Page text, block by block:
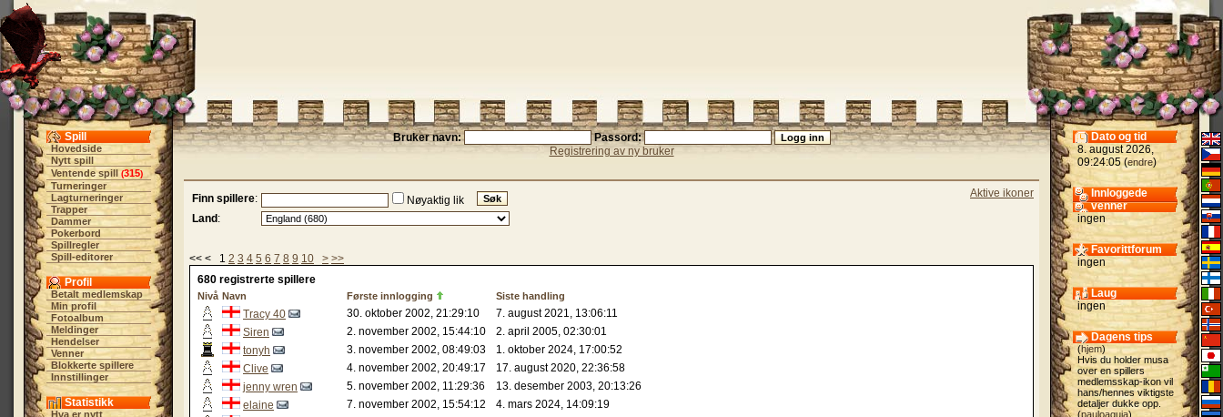
Spill
Hovedside
Nytt spill
Ventende spill (315)
Turneringer
Lagturneringer
Trapper
Dammer
Pokerbord
Spillregler
Spill-editorer
Profil
Betalt medlemskap
Min profil
Fotoalbum
Meldinger
Hendelser
Venner
Blokkerte spillere
Innstillinger
Statistikk
Hva er nytt
Bruker navn:
Passord:
Registrering av ny bruker
Aktive ikoner
Finn spillere:
Nøyaktig lik
Land :
<< < 1 2 3 4 5 6 7 8 9 10 > >>
680 registrerte spillere
Nivå Navn Første innlogging Siste handling
Tracy 40 30. oktober 2002, 21:29:10
7. august 2021, 13:06:11
Siren
2. november 2002, 15:44:10
2. april 2005, 02:30:01
tonyh
3. november 2002, 08:49:03
1. oktober 2024, 17:00:52
Clive
4. november 2002, 20:49:17
17. august 2020, 22:36:58
jenny wren
5. november 2002, 11:29:36
13. desember 2003, 20:13:26
elaine
7. november 2002, 15:54:12
4. mars 2024, 14:09:19
Dato og tid
8. august 2026,
09:24:05 (endre)
Innloggede
venner
ingen
Favorittforum
ingen
Laug
ingen
Dagens tips
(hjem)
Hvis du holder musa
over en spillers
medlemsskap-ikon vil
hans/hennes viktigste
detaljer dukke opp.
(pauloaguia)